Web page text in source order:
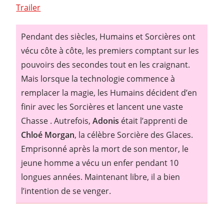
Trailer
Pendant des siècles, Humains et Sorcières ont
vécu côte à côte, les premiers comptant sur les
pouvoirs des secondes tout en les craignant.
Mais lorsque la technologie commence à
remplacer la magie, les Humains décident d’en
finir avec les Sorcières et lancent une vaste
Chasse . Autrefois,Adonis était l’apprenti de
Chloé Morgan, la célèbre Sorcière des Glaces.
Emprisonné après la mort de son mentor, le
jeune homme a vécu un enfer pendant 10
longues années. Maintenant libre, il a bien
l’intention de se venger.